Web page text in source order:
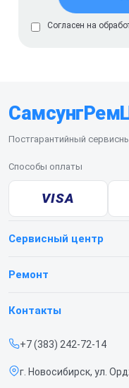
Согласен на
Постгарантийный
Способы оплаты
VISA
Сервисный центр
О нашем сервисе
Срочный ремонт
Доставка и способы
Ремонт
Телефонов
Контакты
+7 (383) 242-72-14
г. Новосибирск, ул.